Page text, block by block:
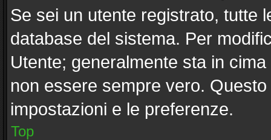
Se sei un utente registrato, tutte
database del sistema. Per
Utente; generalmente sta in
non essere sempre vero.
impostazioni e le preferenze.
Top